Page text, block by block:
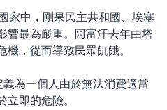
家中，剛果民主共和國、埃塞
響最為嚴重。阿富汗去年由塔
，從而導致民眾飢餓。
義為一個人由於無法消費適當
立即的危險。